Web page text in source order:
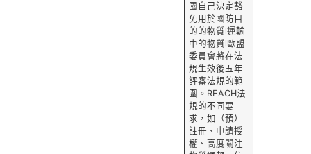
國自己決定豁
免用於國防目
的的物質l運輸
中的物質l歐盟
委員會將在法
規生效後五年
評審法規的範
圍。REACH法
規的不同要
求，如（預）
註冊、申請授
權、高度關注